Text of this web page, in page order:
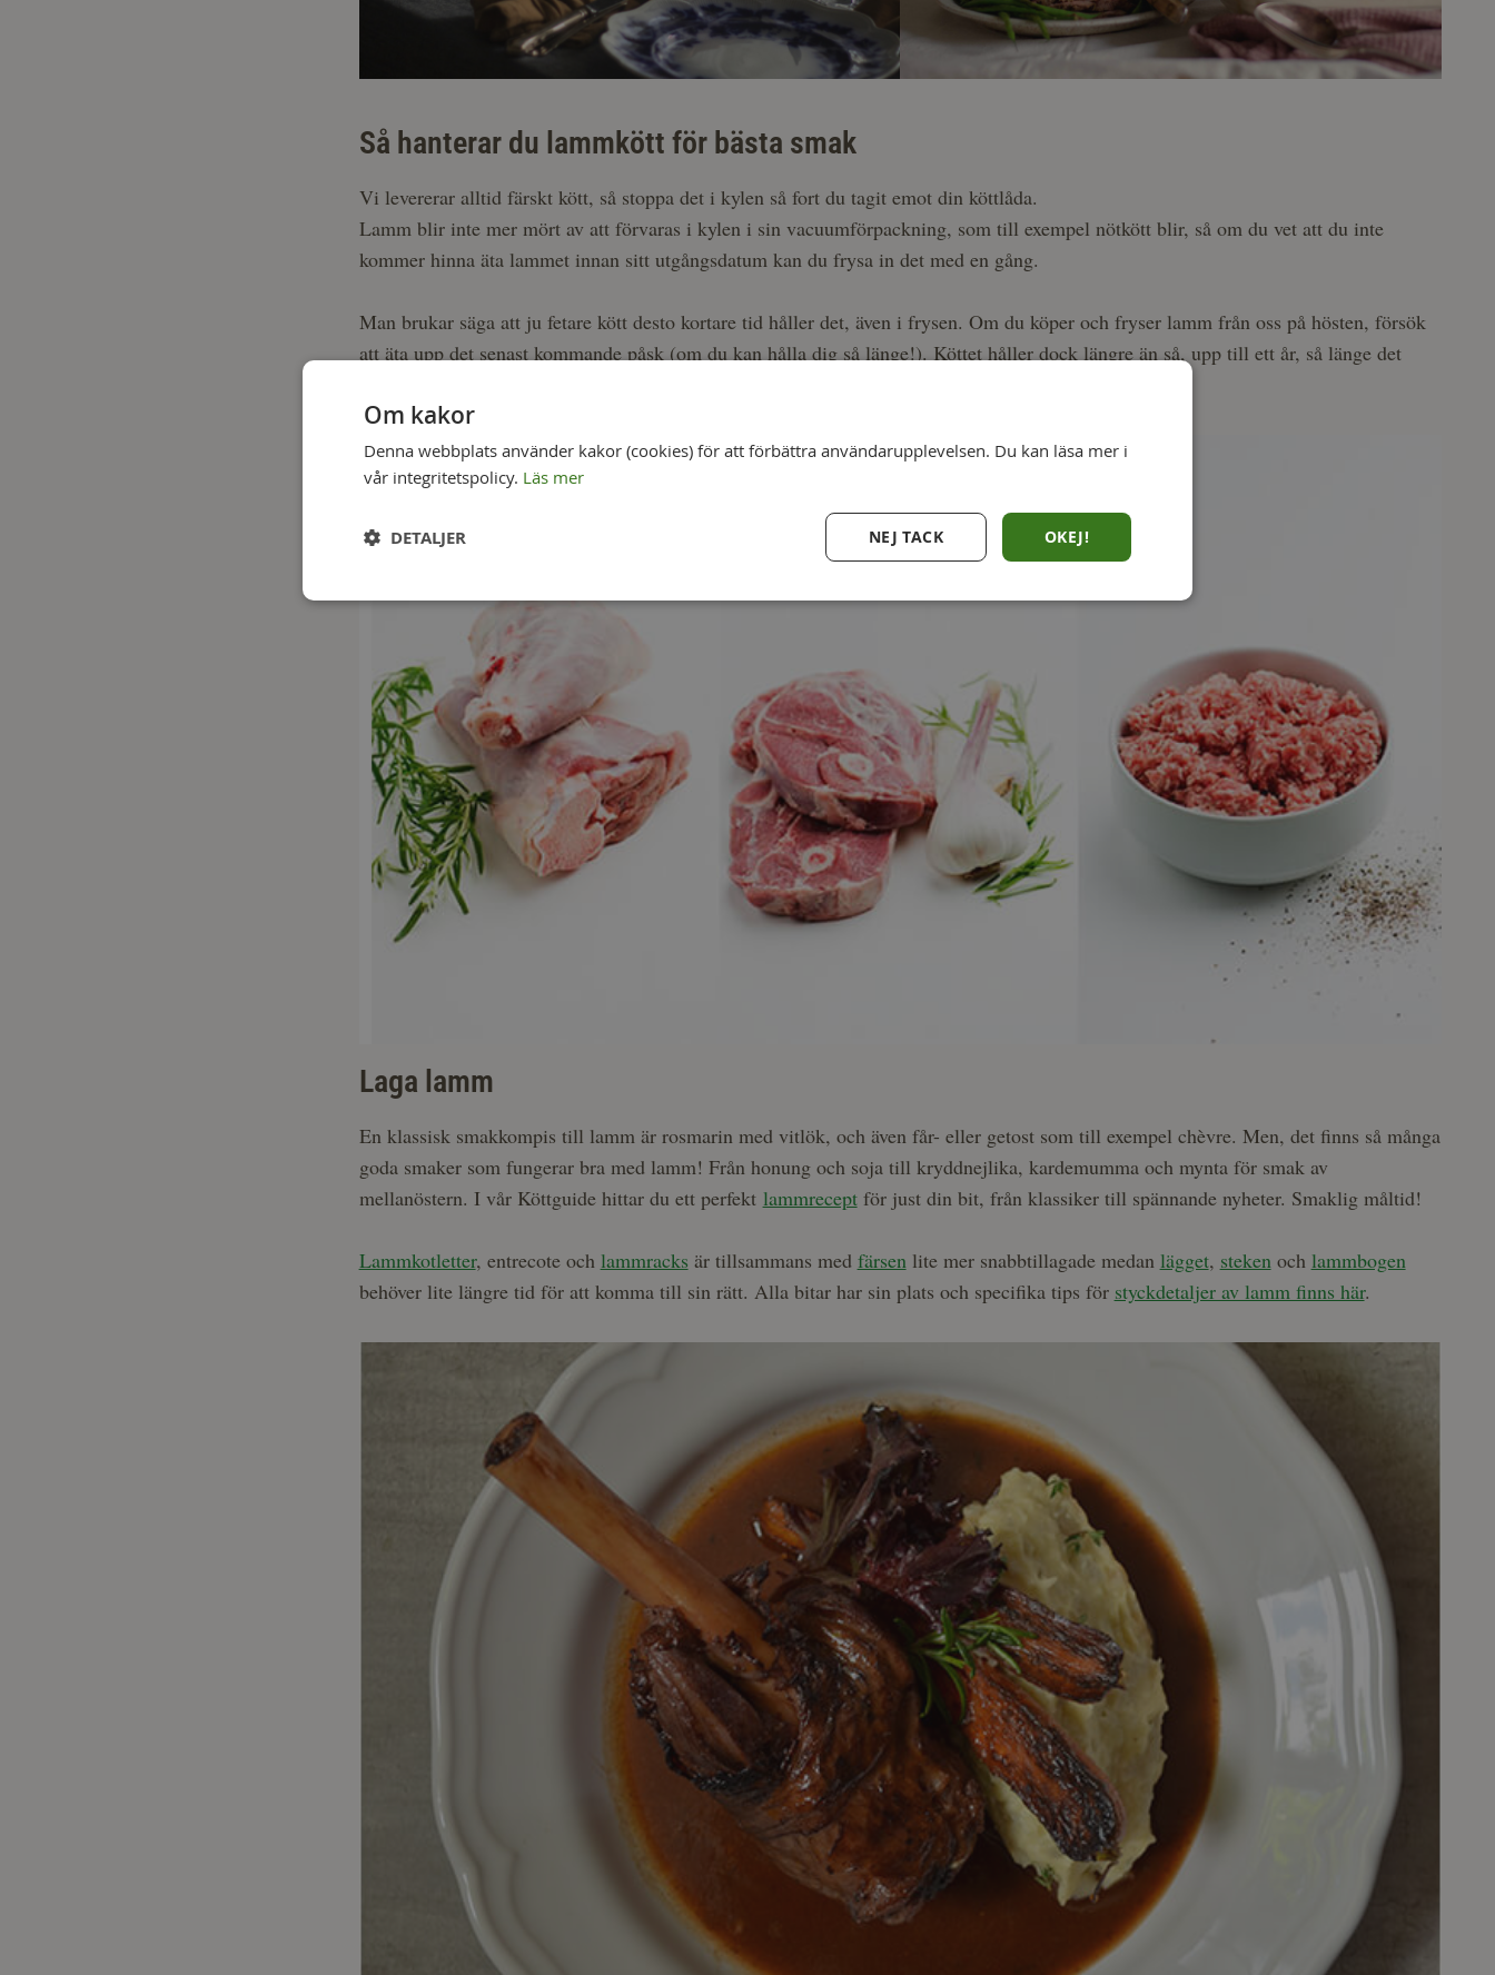
Så hanterar du lammkött för bästa smak
Vi levererar alltid färskt kött, så stoppa det i kylen så fort du tagit emot din köttlåda.
Lamm blir inte mer mört av att förvaras i kylen i sin vacuumförpackning, som till exempel nötkött blir, så om du vet att du inte
kommer hinna äta lammet innan sitt utgångsdatum kan du frysa in det med en gång.
Man brukar säga att ju fetare kött desto kortare tid håller det, även i frysen. Om du köper och fryser lamm från oss på hösten, försök
att äta upp det senast kommande påsk (om du kan hålla dig så länge!). Köttet håller dock längre än så, upp till ett år, så länge det
Laga lamm
En klassisk smakkompis till lamm är rosmarin med vitlök, och även får- eller getost som till exempel chèvre. Men, det finns så många
goda smaker som fungerar bra med lamm! Från honung och soja till kryddnejlika, kardemumma och mynta för smak av
mellanöstern. I vår Köttguide hittar du ett perfekt lammreceptför just din bit, från klassiker till spännande nyheter. Smaklig måltid!
Lammkotletter, entrecote och lammracks är tillsammans med färsenlite mer snabbtillagade medan lägget, stekenoch lammbogen
behöver lite längre tid för att komma till sin rätt. Alla bitar har sin plats och specifika tips för styckdetaljer av lamm finns här.
Om kakor
Denna webbplats använder kakor (cookies) för att förbättra användarupplevelsen. Du kan läsa mer i
vår integritetspolicy. Läs mer
OKEJ!
NEJ TACK
DETALJER